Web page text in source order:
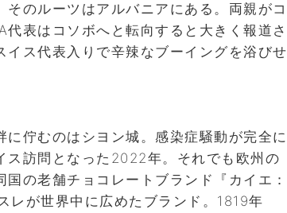
そのルーツはアルバニアにある。両親がコ
表はコソボへと転向すると大きく報道さ
ス代表入りで辛辣なブーイングを浴びせ
佇むのはシヨン城。感染症騒動が完全に
ス訪問となった2022年。それでも欧州の
の老舗チョコレートブランド『カイエ：
が世界中に広めたブランド。1819年